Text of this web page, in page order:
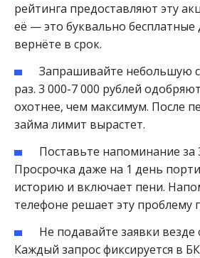
рейтинга предоставляют эту
её — это буквально бесплатные
вернёте в срок.
Запрашивайте небольшую
раз. 3 000-7 000 рублей
охотнее, чем максимум. После
займа лимит вырастет.
Поставьте напоминание за
Просрочка даже на 1 день
историю и включает пени.
телефоне решает эту проблему
Не подавайте заявки
Каждый запрос фиксируется в